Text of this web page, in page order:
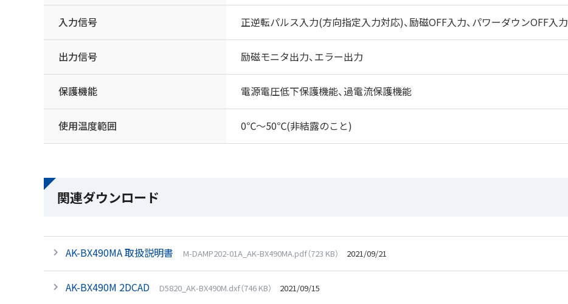
入力信号 正逆転パルス入力(方向指定入力対応)、励磁OFF入力、パワーダウンOFF入力
出力信号 励磁モニタ出力、エラー出力
保護機能 電源電圧低下保護機能、過電流保護機能
使用温度範囲 0℃～50℃(非結露のこと)
関連ダウンロード
AK-BX490MA 取扱説明書 M-DAMP202-01A_AK-BX490MA.pdf（723 KB） 2021/09/21
AK-BX490M 2DCAD D5820_AK-BX490M.dxf（746 KB） 2021/09/15